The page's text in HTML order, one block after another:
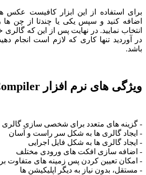
برای استفاده از این ابزار کافیست عکس
اضافه کنید و سپس یکی یا چندتا از چن ها
انتخاب نمایید. در نهایت پس از این که
در آوردید تنها کاری که لازم است انجام
باشد.
ویژگی های نرم افزار Photo Compiler
- گزینه های متعدد برای شخصی سازی گالری
- ایجاد گالری ها به شکل سر راست و آسان
- ایجاد گالری ها به شکل فایل اجرایی
- اضافه سازی افکت های ورودی مختلف
- امکان تعیین کردن پس زمینه های متفاوت
- مستقل، بدون نیاز به دیگر اپلیکیشن ها